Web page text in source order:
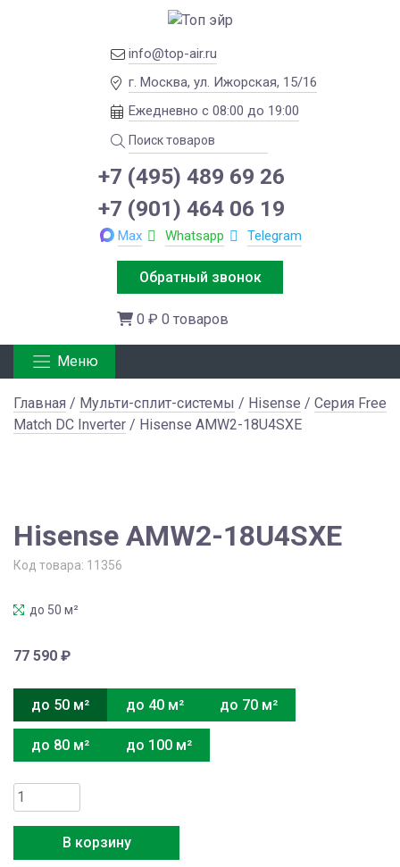
info@top-air.ru
г. Москва, ул. Ижорская, 15/16
Ежедневно с 08:00 до 19:00
+7 (495) 489 69 26
+7 (901) 464 06 19
Max Whatsapp Telegram
Обратный звонок
0 ₽ 0 товаров
Меню
Главная / Мульти-сплит-системы / Hisense / Серия Free
Match DC Inverter / Hisense AMW2-18U4SXE
Hisense AMW2-18U4SXE
Код товара: 11356
до 50 м²
77 590 ₽
до 50 м² до 40 м² до 70 м²
до 80 м² до 100 м²
Количество
товара
Hisense
AMW2-
В корзину